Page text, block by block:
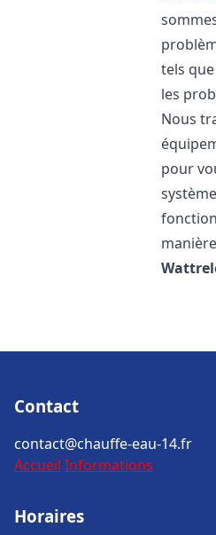
tels
les
Nous
pour
Contact
contact@chauffe-eau-14.fr
Accueil Informations
Horaires